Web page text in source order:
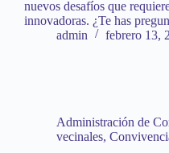
nuevos desafíos que
innovadoras. ¿Te has
admin
febrero 13,
Administración de
vecinales,